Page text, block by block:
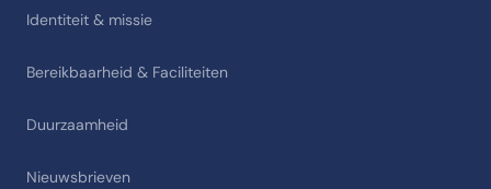
Identiteit & missie
Bereikbaarheid & Faciliteiten
Duurzaamheid
Nieuwsbrieven